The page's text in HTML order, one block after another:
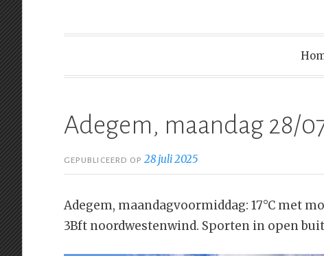
Adegem, maandag 28/
GEPUBLICEERD OP28 juli 2025
Adegem, maandagvoormiddag: 17°C met
3Bft noordwestenwind. Sporten in open